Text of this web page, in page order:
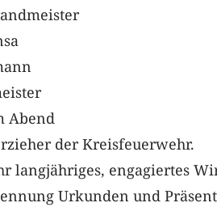
Abend
der Kreisfeuerwehr.
langjähriges, engagiertes
Urkunden und